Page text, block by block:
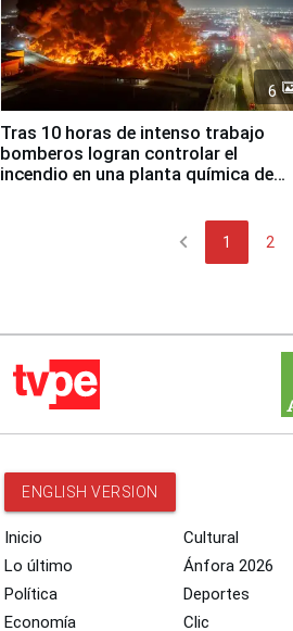
6
Tras 10 horas de intenso trabajo
bomberos logran controlar el
incendio en una planta química de
chevron_left 1 2
ENGLISH VERSION
Inicio
Lo último
Política
Economía
Cultural
Ánfora 2026
Deportes
Clic